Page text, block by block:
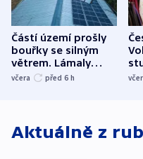
Částí území prošly
bouřky se silným
větrem. Lámaly
stromy a poničily
včera před 6 h
Aktuálně z